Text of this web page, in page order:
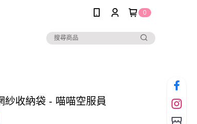
0
紗收納袋 - 喵喵空服員